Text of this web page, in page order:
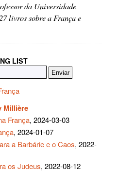
da Universidade
livros sobre a França e
LIST
Millière
França, 2024-03-03
, 2024-01-07
a Barbárie e o Caos, 2022-
os Judeus, 2022-08-12